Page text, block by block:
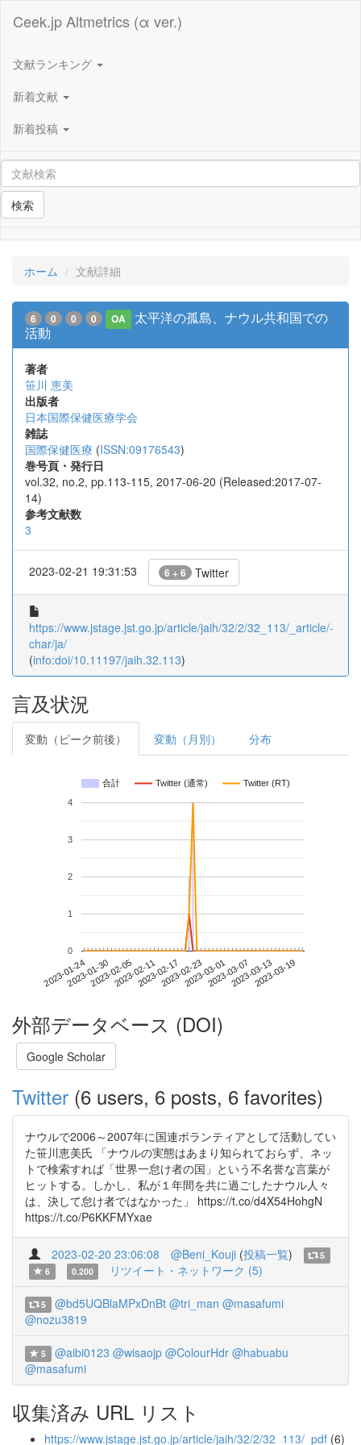
Ceek.jp Altmetrics (α ver.)
文献ランキング
新着文献
新着投稿
検索
ホーム 文献詳細
6 0 0 0 OA
太平洋の孤島、ナウル共和国での
活動
著者
笹川 恵美
出版者
日本国際保健医療学会
雑誌
国際保健医療 (ISSN:09176543)
巻号頁・発行日
vol.32, no.2, pp.113-115, 2017-06-20 (Released:2017-07-
14)
参考文献数
3
2023-02-21 19:31:53 6 + 6 Twitter
https://www.jstage.jst.go.jp/article/jaih/32/2/32_113/_article/-
char/ja/
(info:doi/10.11197/jaih.32.113)
言及状況
変動（ピーク前後） 変動（月別） 分布
合計 Twitter (通常) Twitter (RT)
2023-01-242023-01-302023-02-052023-02-112023-02-172023-02-232023-03-012023-03-072023-03-132023-03-19
0
1
2
3
4
外部データベース (DOI)
Google Scholar
Twitter (6 users, 6 posts, 6 favorites)
ナウルで2006～2007年に国連ボランティアとして活動してい
た笹川恵美氏 「ナウルの実態はあまり知られておらず、ネッ
トで検索すれば「世界一怠け者の国」という不名誉な言葉が
ヒットする。しかし、私が１年間を共に過ごしたナウル人々
は、決して怠け者ではなかった」 https://t.co/d4X54HohgN
https://t.co/P6KKFMYxae
2023-02-20 23:06:08 @Beni_Kouji (投稿一覧)
5
6
0.200 リツイート・ネットワーク (5)
5 @bd5UQBlaMPxDnBt @tri_man @masafumi
@nozu3819
5 @aibi0123 @wisaojp @ColourHdr @habuabu
@masafumi
収集済み URL リスト
https://www.jstage.jst.go.jp/article/jaih/32/2/32_113/_pdf (6)